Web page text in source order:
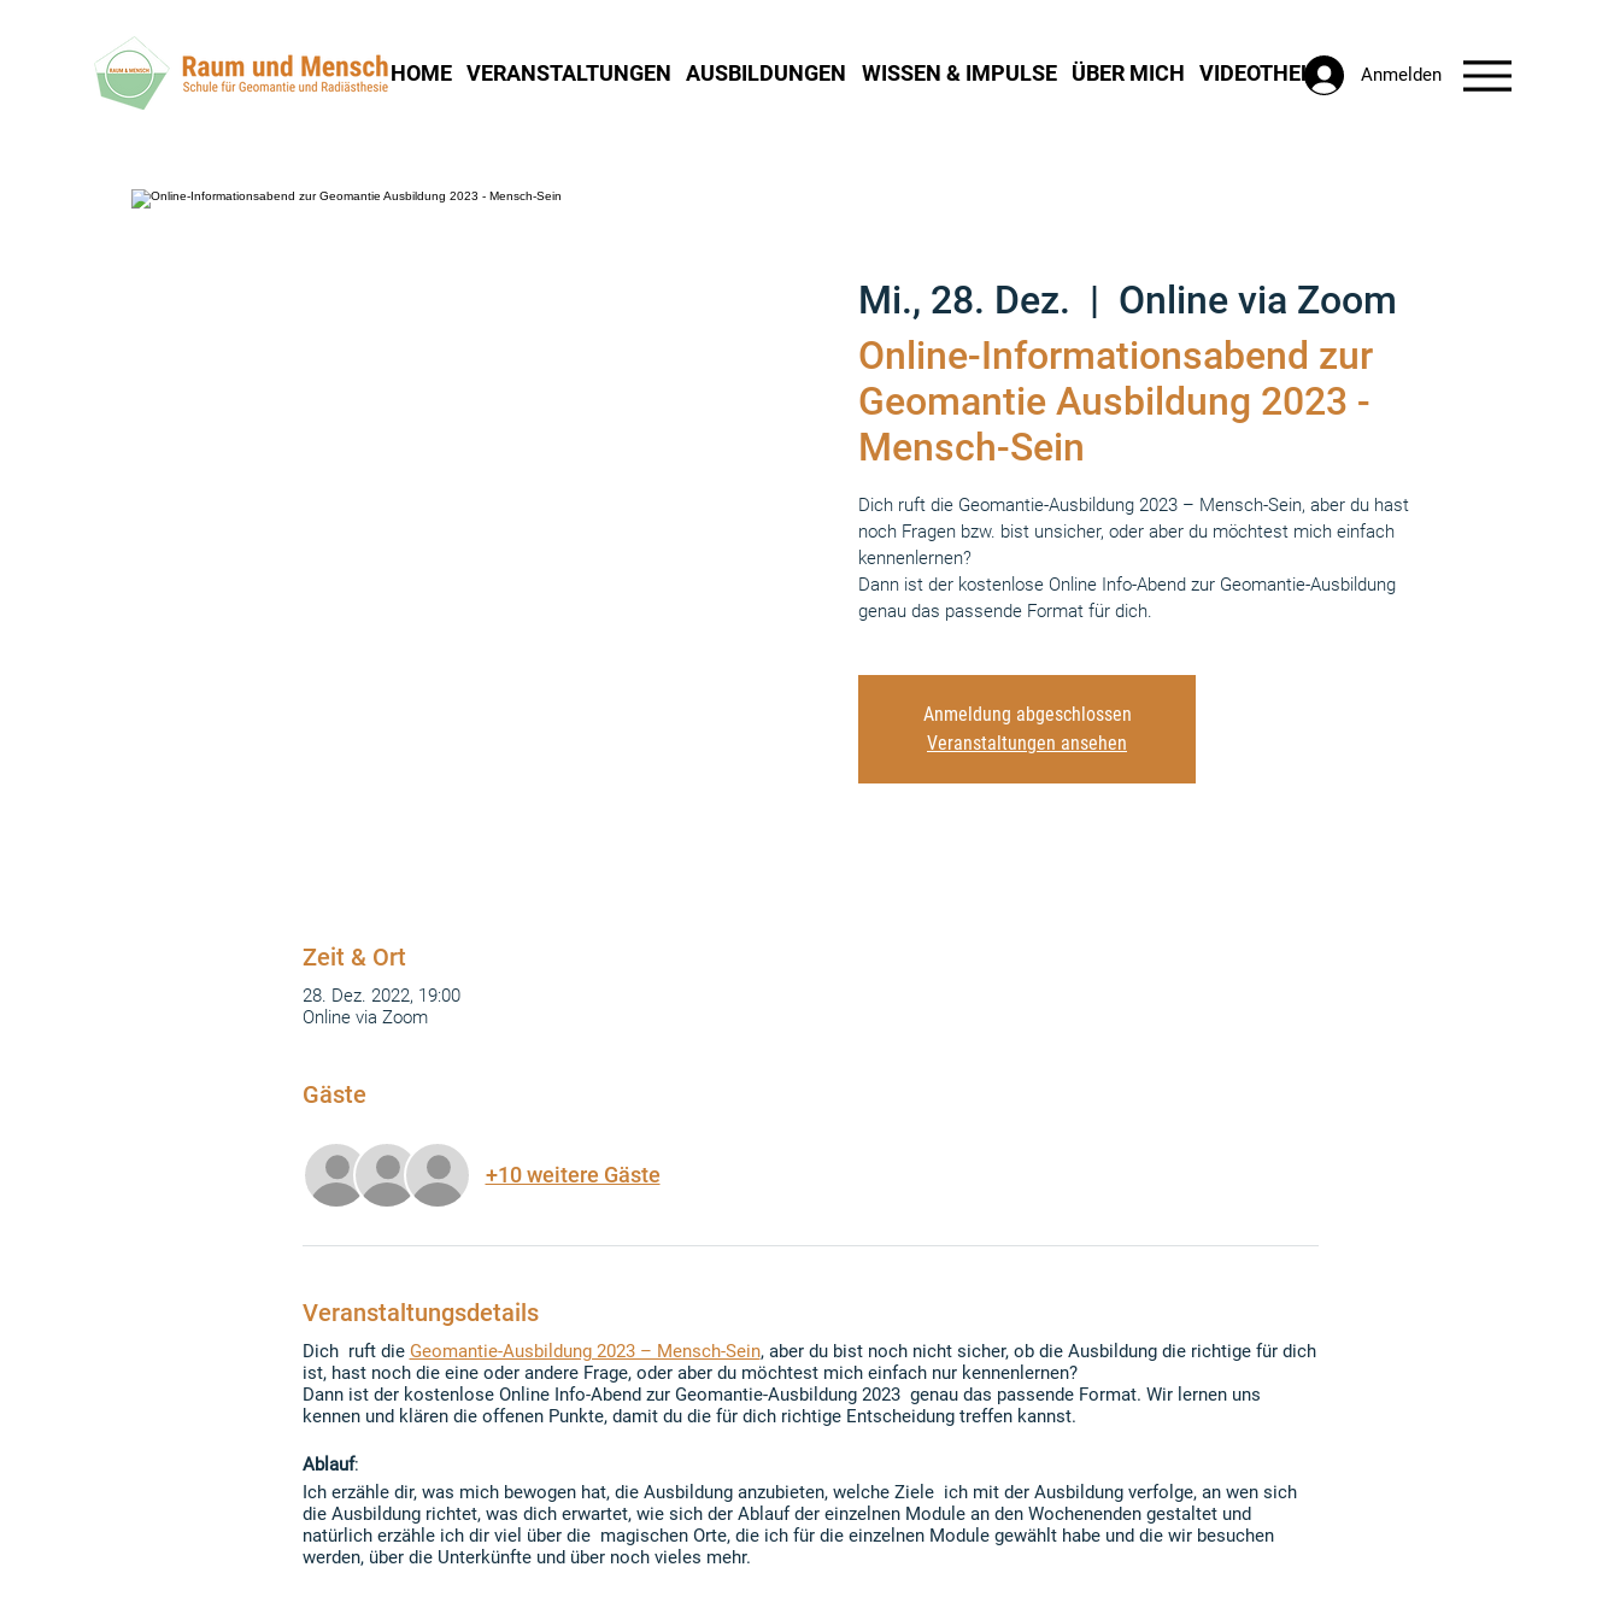
HOME VERANSTALTUNGEN AUSBILDUNGEN WISSEN & IMPULSE ÜBER MICH VIDEOTHEK Anmelden
Mi., 28. Dez.
  |
Online via Zoom
Online-Informationsabend zur
Geomantie Ausbildung 2023 -
Mensch-Sein
Dich ruft die Geomantie-Ausbildung 2023 – Mensch-Sein, aber du hast
noch Fragen bzw. bist unsicher, oder aber du möchtest mich einfach
kennenlernen?
Dann ist der kostenlose Online Info-Abend zur Geomantie-Ausbildung
genau das passende Format für dich.
Anmeldung abgeschlossen
Veranstaltungen ansehen
Zeit & Ort
28. Dez. 2022, 19:00
Online via Zoom
Gäste
+10 weitere Gäste
Veranstaltungsdetails
Dich ruft die Geomantie-Ausbildung 2023 – Mensch-Sein, aber du bist noch nicht sicher, ob die Ausbildung die richtige für dich
ist, hast noch die eine oder andere Frage, oder aber du möchtest mich einfach nur kennenlernen?
Dann ist der kostenlose Online Info-Abend zur Geomantie-Ausbildung 2023 genau das passende Format. Wir lernen uns
kennen und klären die offenen Punkte, damit du die für dich richtige Entscheidung treffen kannst.
Ablauf:
Ich erzähle dir, was mich bewogen hat, die Ausbildung anzubieten, welche Ziele ich mit der Ausbildung verfolge, an wen sich
die Ausbildung richtet, was dich erwartet, wie sich der Ablauf der einzelnen Module an den Wochenenden gestaltet und
natürlich erzähle ich dir viel über die magischen Orte, die ich für die einzelnen Module gewählt habe und die wir besuchen
werden, über die Unterkünfte und über noch vieles mehr.